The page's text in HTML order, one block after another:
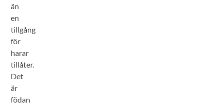
än
en
tillgång
för
harar
tillåter.
Det
är
födan